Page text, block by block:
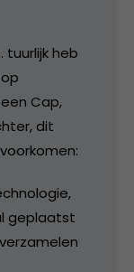
tuurlijk heb
Cap,
dit
geplaatst